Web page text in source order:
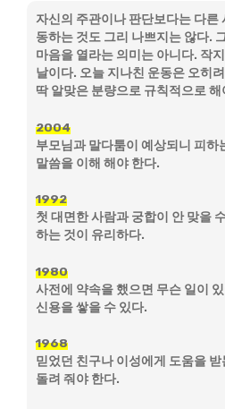
자신의 주관이나 판단보다는 다른
동하는 것도 그리 나쁘지는 않다.
마음을 열라는 의미는 아니다. 작
날이다. 오늘 지나친 운동은 오히
딱 알맞은 분량으로 규칙적으로 해
2004
부모님과 말다툼이 예상되니 피하
말씀을 이해 해야 한다.
1992
첫 대면한 사람과 궁합이 안 맞을
하는 것이 유리하다.
1980
사전에 약속을 했으면 무슨 일이
신용을 쌓을 수 있다.
1968
믿었던 친구나 이성에게 도움을 받
돌려 줘야 한다.